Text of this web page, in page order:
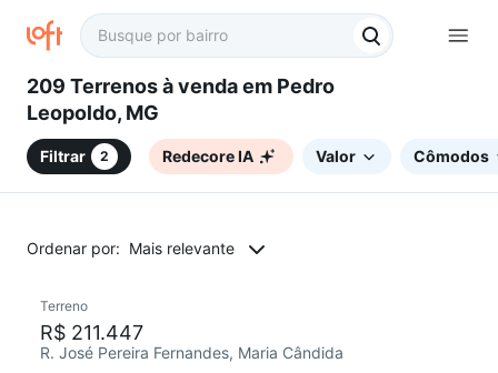
209 Terrenos à venda em Pedro
Leopoldo, MG
Filtrar 2 Redecore IA Valor Cômodos
Ordenar por: Mais relevante
Terreno
R$ 211.447
R. José Pereira Fernandes, Maria Cândida